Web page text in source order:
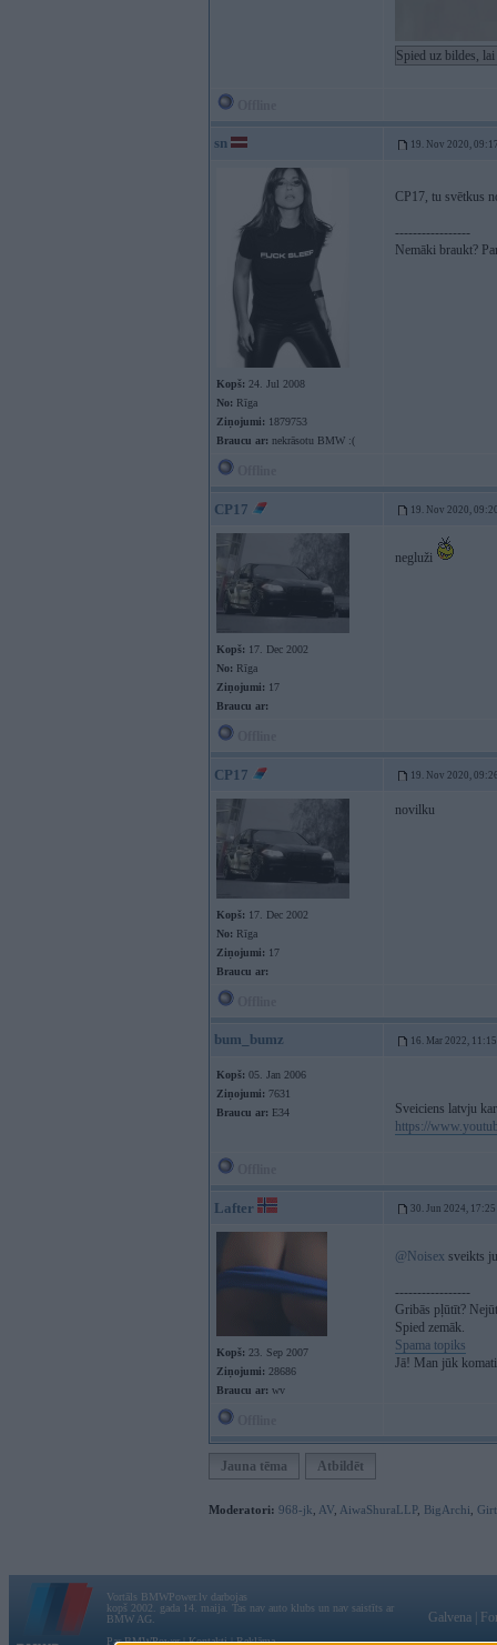
Spied uz bildes,
sn 19. Nov 2020,
Kopš: 24. Jul 2008
No: Rīga
Ziņojumi: 1879753
Braucu ar: nekrāsotu BMW :(
CP17, tu svētkus
-----------------
Nemāki braukt?
CP17 19. Nov 2020,
Kopš: 17. Dec 2002
No: Rīga
Ziņojumi: 17
Braucu ar:
negluži
CP17 19. Nov 2020,
Kopš: 17. Dec 2002
No: Rīga
Ziņojumi: 17
Braucu ar:
novilku
bum_bumz 16. Mar 2022, 11:15
Kopš: 05. Jan 2006
Ziņojumi: 7631
Braucu ar: E34
Sveiciens latvju
https://
Lafter 30. Jun 2024, 17:25
Kopš: 23. Sep 2007
Ziņojumi: 28686
Braucu ar: wv
@Noisex sveikts
-----------------
Gribās pļūtīt?
Spied zemāk.
Spama topiks
Jā! Man jūk
Jauna tēma Atbildēt
Moderatori: 968-jk AV AiwaShuraLLP, BigArchi
Vortāls BMWPower.lv darbojas
kopš 2002. gada 14. maija. Tas nav auto klubs un nav saistīts ar
BMW AG.
Par BMWPower|Kontakti|Reklāma
Galvena